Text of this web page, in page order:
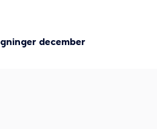
december